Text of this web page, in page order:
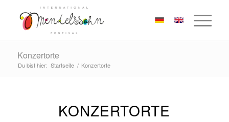
Konzertorte
Du bist hier: Startseite / Konzertorte
KONZERTORTE